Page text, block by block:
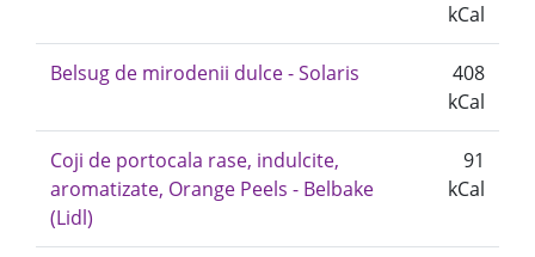
kCal
Belsug de mirodenii dulce - Solaris
408
kCal
Coji de portocala rase, indulcite,
aromatizate, Orange Peels - Belbake
(Lidl)
91
kCal